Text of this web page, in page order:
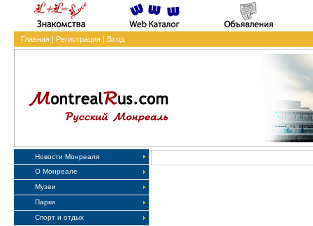
Главная| Регистрация| Вход
Новости Монреаля
О Монреале
Музеи
Парки
Спорт и отдых